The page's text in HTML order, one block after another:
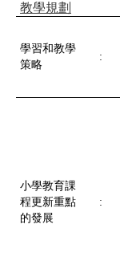
教學規劃
學習和教學
策略
:
小學教育課
程更新重點
的發展
: